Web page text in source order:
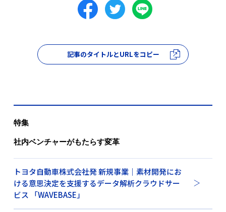
記事のタイトルとURLをコピー
特集
社内ベンチャーがもたらす変革
トヨタ自動車株式会社発 新規事業｜素材開発にお
ける意思決定を支援するデータ解析クラウドサー
ビス 「WAVEBASE」